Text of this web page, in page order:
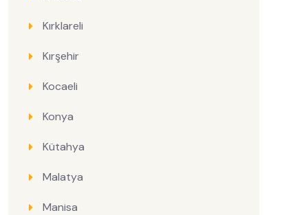
Kırklareli
Kırşehir
Kocaeli
Konya
Kütahya
Malatya
Manisa